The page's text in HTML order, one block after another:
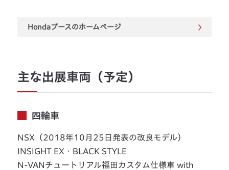
Hondaブースのホームページ
主な出展車両（予定）
四輪車
NSX（2018年10月25日発表の改良モデル）
INSIGHT EX・BLACK STYLE
N-VANチュートリアル福田カスタム仕様車 with